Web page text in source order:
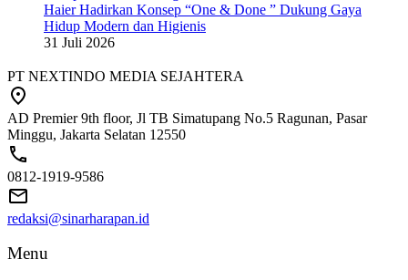
Haier Hadirkan Konsep “One & Done ” Dukung Gaya
Hidup Modern dan Higienis
31 Juli 2026
PT NEXTINDO MEDIA SEJAHTERA
AD Premier 9th floor, Jl TB Simatupang No.5 Ragunan, Pasar
Minggu, Jakarta Selatan 12550
0812-1919-9586
redaksi@sinarharapan.id
Menu